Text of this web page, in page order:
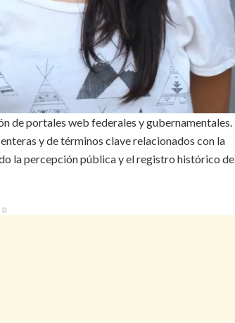
de portales web federales y gubernamentales.
y de términos clave relacionados con la
la percepción pública y el registro histórico de